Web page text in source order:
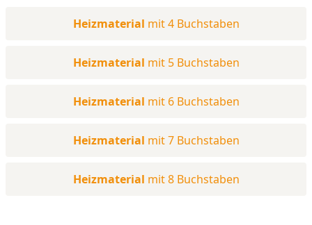
Heizmaterial mit 4 Buchstaben
Heizmaterial mit 5 Buchstaben
Heizmaterial mit 6 Buchstaben
Heizmaterial mit 7 Buchstaben
Heizmaterial mit 8 Buchstaben